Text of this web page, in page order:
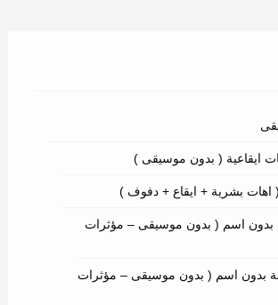
ايقاعية ( بدون موسيقى )
اهات بشرية + ايقاع + دفوف )
بدون اسم ( بدون موسيقى – مؤثرات
بدون اسم ( بدون موسيقى – مؤثرات